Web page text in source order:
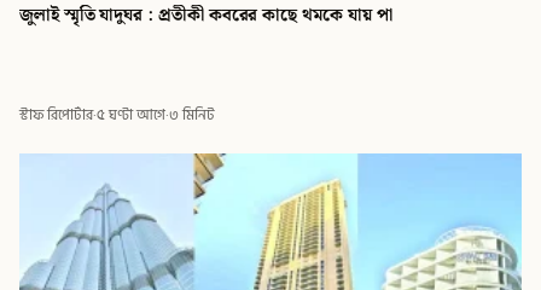
জুলাই স্মৃতি যাদুঘর : প্রতীকী কবরের কাছে থমকে যায় পা
স্টাফ রিপোর্টার·৫ ঘণ্টা আগে·৩ মিনিট